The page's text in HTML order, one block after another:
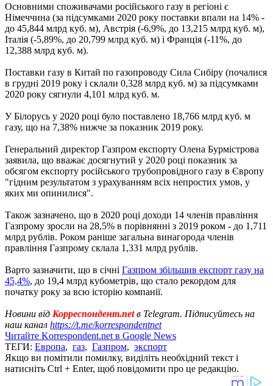
Основними споживачами російського газу в регіоні є
Німеччина (за підсумками 2020 року поставки впали на 14% -
до 45,844 млрд куб. м), Австрія (-6,9%, до 13,215 млрд куб. м),
Італія (-5,89%, до 20,799 млрд куб. м) і Франція (-11%, до
12,388 млрд куб. м).
Поставки газу в Китай по газопроводу Сила Сибіру (почалися
в грудні 2019 року і склали 0,328 млрд куб. м) за підсумками
2020 року сягнули 4,101 млрд куб. м.
У Білорусь у 2020 році було поставлено 18,766 млрд куб. м
газу, що на 7,38% нижче за показник 2019 року.
Генеральний директор Газпром експорту Олена Бурмістрова
заявила, що вважає досягнутий у 2020 році показник за
обсягом експорту російського трубопровідного газу в Європу
"гідним результатом з урахуванням всіх непростих умов, у
яких ми опинилися".
Також зазначено, що в 2020 році доходи 14 членів правління
Газпрому зросли на 28,5% в порівнянні з 2019 роком - до 1,711
млрд рублів. Роком раніше загальна винагорода членів
правління Газпрому склала 1,331 млрд рублів.
Варто зазначити, що в січні Газпром збільшив експорт газу на
45,4%, до 19,4 млрд кубометрів, що стало рекордом для
початку року за всю історію компанії.
Новини від Корреспондент.netв Telegram. Підписуйтесь на
наш канал https://t.me/korrespondentnet
Читайте Korrespondent.net в Google News
ТЕГИ: Европа, газ, Газпром, экспорт
Якщо ви помітили помилку, виділіть необхідний текст і
натисніть Ctrl + Enter, щоб повідомити про це редакцію.